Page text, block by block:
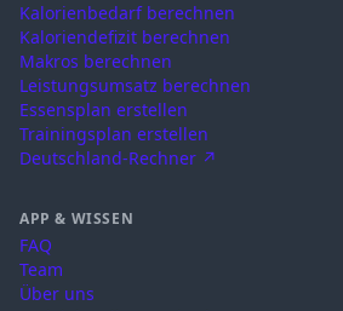
Kalorienbedarf berechnen
Kaloriendefizit berechnen
Makros berechnen
Leistungsumsatz berechnen
Essensplan erstellen
Trainingsplan erstellen
Deutschland-Rechner ↗
APP & WISSEN
FAQ
Team
Über uns